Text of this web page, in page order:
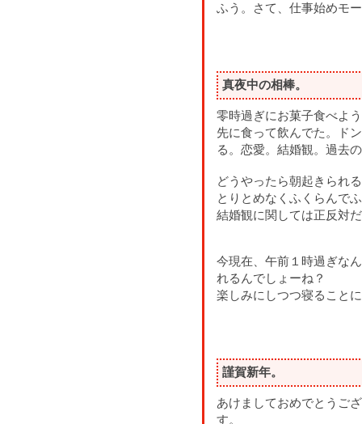
ふう。さて、仕事始めモ
真夜中の相棒。
零時過ぎにお菓子食べよ
先に食って飲んでた。ド
る。恋愛。結婚観。過去
どうやったら朝起きられ
とりとめなくふくらんで
結婚観に関しては正反対
今現在、午前１時過ぎな
れるんでしょーね？
楽しみにしつつ寝ること
謹賀新年。
あけましておめでとうご
す。